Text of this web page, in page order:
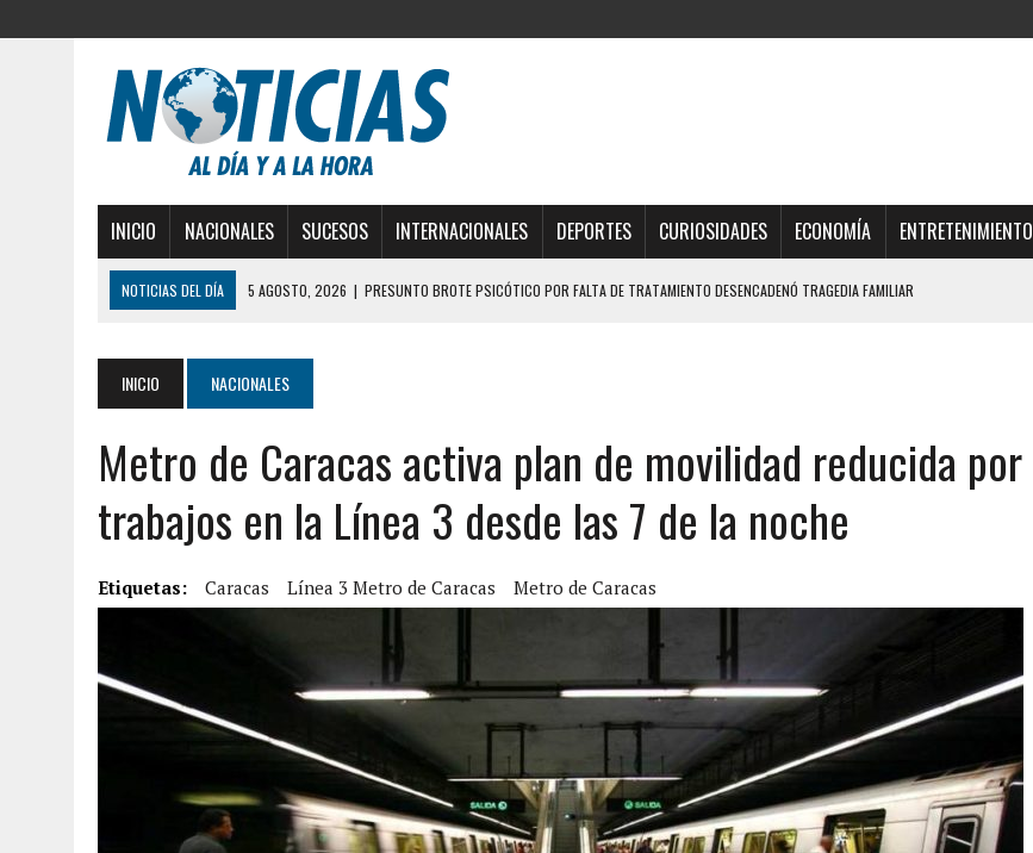
INICIO NACIONALES SUCESOS INTERNACIONALES DEPORTES CURIOSIDADES ECONOMÍA ENTRETENIMIENTO
NOTICIAS DEL DÍA 5 AGOSTO, 2026 | PRESUNTO BROTE PSICÓTICO POR FALTA DE TRATAMIENTO DESENCADENÓ TRAGEDIA FAMILIAR
EDIFICIO PETUNIA
3 AGOSTO, 2026
YARACUY: INTENTÓ DESCONECTAR SU NEVERA MIENTRAS LA CASA SE INUNDABA
2 AGOSTO, 2026
AYUDABA A PERSONAS EN SITUACIÓN DE CALLE Y MURIÓ A MANOS DE VARIOS DE ELLOS EN MATURÍN
2 AGOSTO, 2026 |
COLAPSÓ TECHO DE UNA VIVIENDA EN EL CENTRO DE CARACAS CON MÁS DE 20 PERSONAS ADENTRO
6 AGOSTO, 2026 | MISTERIOSA MUERTE DE MODELO EN MONAGAS: HALLARON EL CUERPO DENTRO DE SU CASA
BARINAS: ADOLESCENTE SE QUITÓ LA VIDA TRAS SER ACOSADA Y ABUSADA POR LA PAREJA DE SU ABUELA
6 AGOSTO, 2026
CONMOCIÓN EN COLORADO POR ASESINATO DE UNA ADOLESCENTE VENEZOLANA EN REUNIÓN CON AMIGOS
INICIO NACIONALES
Metro de Caracas activa plan de movilidad reducida por
trabajos en la Línea 3 desde las 7 de la noche
Etiquetas: Caracas Línea 3 Metro de Caracas Metro de Caracas